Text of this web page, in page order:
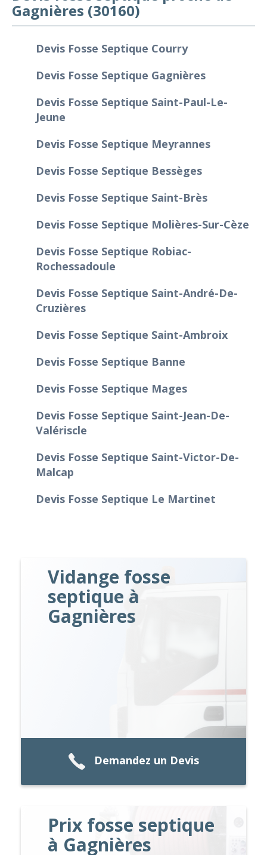
Gagnières (30160)
Devis Fosse Septique Courry
Devis Fosse Septique Gagnières
Devis Fosse Septique Saint-Paul-Le-
Jeune
Devis Fosse Septique Meyrannes
Devis Fosse Septique Bessèges
Devis Fosse Septique Saint-Brès
Devis Fosse Septique Molières-Sur-Cèze
Devis Fosse Septique Robiac-
Rochessadoule
Devis Fosse Septique Saint-André-De-
Cruzières
Devis Fosse Septique Saint-Ambroix
Devis Fosse Septique Banne
Devis Fosse Septique Mages
Devis Fosse Septique Saint-Jean-De-
Valériscle
Devis Fosse Septique Saint-Victor-De-
Malcap
Devis Fosse Septique Le Martinet
Vidange fosse
septique à
Gagnières
Demandez un Devis
Prix fosse septique
à Gagnières